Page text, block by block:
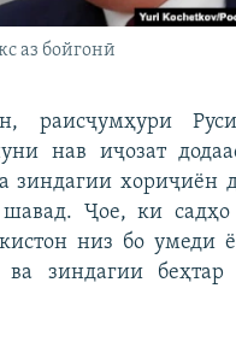
аз бойгонӣ
раисҷумҳури
нав иҷозат
зиндагии хориҷиён
Ҷое, ки садҳо
низ бо умеди
зиндагии беҳтар